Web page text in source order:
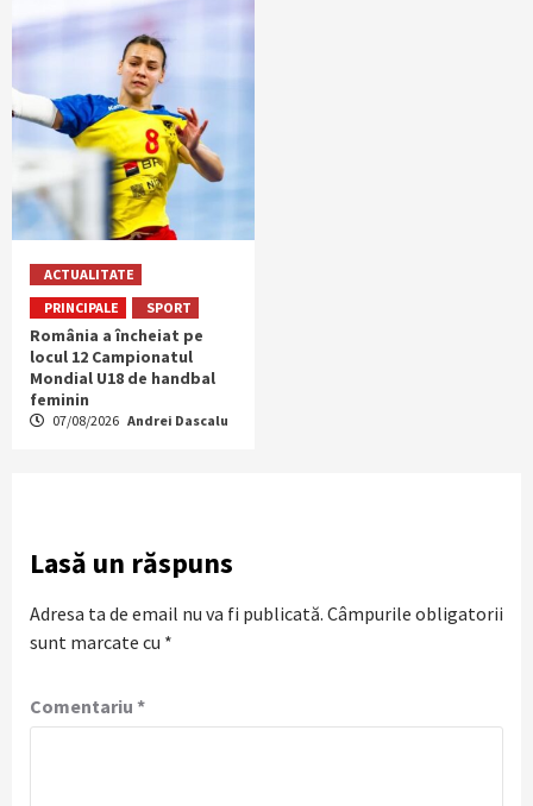
ACTUALITATE
PRINCIPALE
SPORT
România a încheiat pe
locul 12 Campionatul
Mondial U18 de handbal
feminin
07/08/2026 Andrei Dascalu
Lasă un răspuns
Adresa ta de email nu va fi publicată. Câmpurile obligatorii
sunt marcate cu *
Comentariu *